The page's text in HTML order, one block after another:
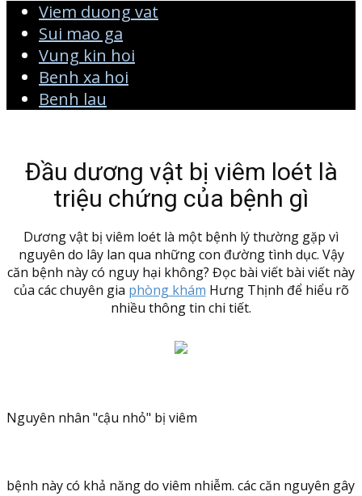
Viem duong vat
Sui mao ga
Vung kin hoi
Benh xa hoi
Benh lau
Đầu dương vật bị viêm loét là
triệu chứng của bệnh gì
Dương vật bị viêm loét là một bệnh lý thường gặp vì
nguyên do lây lan qua những con đường tình dục. Vậy
căn bệnh này có nguy hại không? Đọc bài viết bài viết này
của các chuyên gia phòng khám Hưng Thịnh để hiểu rõ
nhiều thông tin chi tiết.
Nguyên nhân "cậu nhỏ" bị viêm
bệnh này có khả năng do viêm nhiễm. các căn nguyên gây